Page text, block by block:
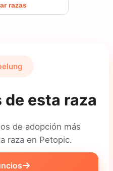
razas
esta raza
de adopción más
raza en Petopic.